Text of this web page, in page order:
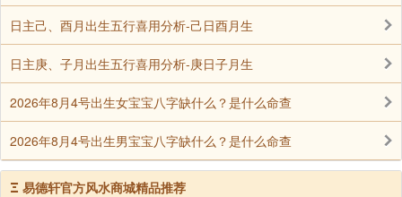
7月29日丑时出生者的八字虽具共性，但因年、月组
合不同而千变万化。了解自己的八字，不仅有助于认识
性格优劣，更能把握运势起伏，趋吉避凶。建议结合完
整八字排盘与专业命理师指导，做出更精准的人生规
划。
命由天定，运在人为。知命而后安命，顺势而为，方
能成就非凡人生。
日主己、酉月出生五行喜用分析-己日酉月生
日主庚、子月出生五行喜用分析-庚日子月生
2026年8月4号出生女宝宝八字缺什么？是什么命查
2026年8月4号出生男宝宝八字缺什么？是什么命查
Ξ 易德轩官方风水商城精品推荐